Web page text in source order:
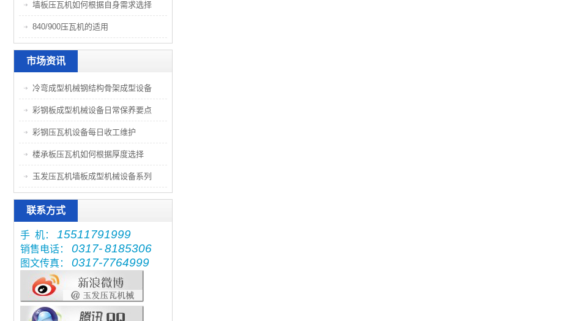
墙板压瓦机如何根据自身需求选择
840/900压瓦机的适用
市场资讯
冷弯成型机械钢结构骨架成型设备
彩钢板成型机械设备日常保养要点
彩钢压瓦机设备每日收工维护
楼承板压瓦机如何根据厚度选择
玉发压瓦机墙板成型机械设备系列
联系方式
手 机： 15511791999
销售电话： 0317-8185306
图文传真： 0317-7764999